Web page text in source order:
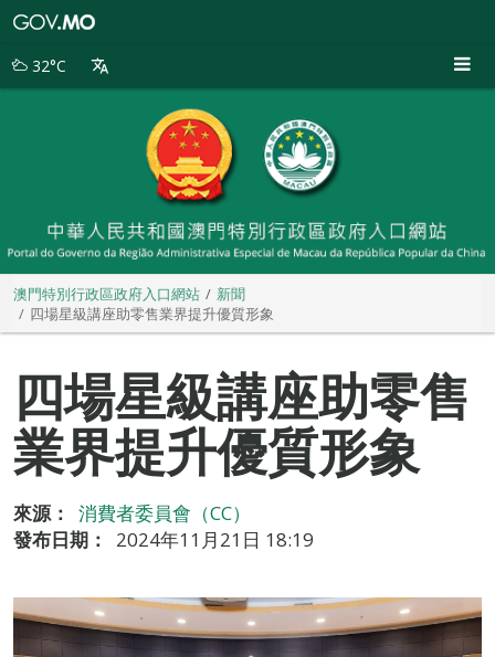
別
32°C
澳門特別行政區政府入口網站
新聞
四場星級講座助零售業界提升優質形象
四場星級講座助零售
業界提升優質形象
來源：
消費者委員會（CC）
發布日期：
2024年11月21日 18:19